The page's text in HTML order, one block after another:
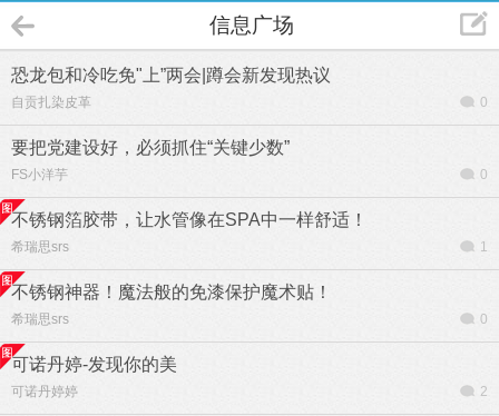
信息广场
恐龙包和冷吃免"上”两会|蹲会新发现热议
自贡扎染皮革 0
要把党建设好，必须抓住“关键少数”
FS小洋芋 0
不锈钢箔胶带，让水管像在SPA中一样舒适！
希瑞思srs 1
不锈钢神器！魔法般的免漆保护魔术贴！
希瑞思srs 0
可诺丹婷-发现你的美
可诺丹婷婷 2